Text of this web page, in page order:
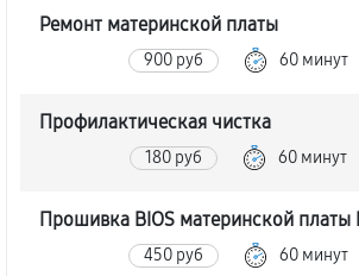
Ремонт материнской платы
900 руб 60 минут
Профилактическая чистка
180 руб 60 минут
Прошивка BIOS материнской платы
450 руб 60 минут